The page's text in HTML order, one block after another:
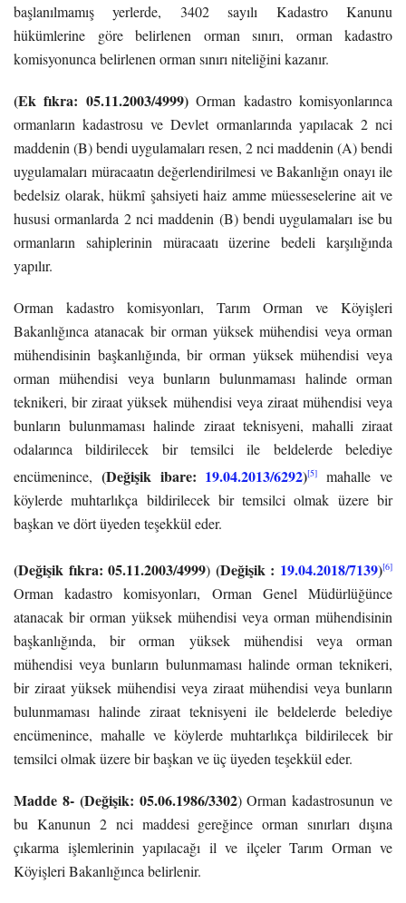
başlanılmamış yerlerde, 3402 sayılı Kadastro Kanunu
hükümlerine göre belirlenen orman sınırı, orman kadastro
komisyonunca belirlenen orman sınırı niteliğini kazanır.
(Ek fıkra: 05.11.2003/4999)Orman kadastro komisyonlarınca
ormanların kadastrosu ve Devlet ormanlarında yapılacak 2 nci
maddenin (B) bendi uygulamaları resen, 2 nci maddenin (A) bendi
uygulamaları müracaatın değerlendirilmesi ve Bakanlığın onayı ile
bedelsiz olarak, hükmî şahsiyeti haiz amme müesseselerine ait ve
hususi ormanlarda 2 nci maddenin (B) bendi uygulamaları ise bu
ormanların sahiplerinin müracaatı üzerine bedeli karşılığında
yapılır.
Orman kadastro komisyonları, Tarım Orman ve Köyişleri
Bakanlığınca atanacak bir orman yüksek mühendisi veya orman
mühendisinin başkanlığında, bir orman yüksek mühendisi veya
orman mühendisi veya bunların bulunmaması halinde orman
teknikeri, bir ziraat yüksek mühendisi veya ziraat mühendisi veya
bunların bulunmaması halinde ziraat teknisyeni, mahalli ziraat
odalarınca bildirilecek bir temsilci ile beldelerde belediye
encümenince, (Değişik ibare: 19.04.2013/6292)[5]
mahalle ve
köylerde muhtarlıkça bildirilecek bir temsilci olmak üzere bir
başkan ve dört üyeden teşekkül eder.
(Değişik fıkra: 05.11.2003/4999) (Değişik : 19.04.2018/7139)[6]
Orman kadastro komisyonları, Orman Genel Müdürlüğünce
atanacak bir orman yüksek mühendisi veya orman mühendisinin
başkanlığında, bir orman yüksek mühendisi veya orman
mühendisi veya bunların bulunmaması halinde orman teknikeri,
bir ziraat yüksek mühendisi veya ziraat mühendisi veya bunların
bulunmaması halinde ziraat teknisyeni ile beldelerde belediye
encümenince, mahalle ve köylerde muhtarlıkça bildirilecek bir
temsilci olmak üzere bir başkan ve üç üyeden teşekkül eder.
Madde 8- (Değişik: 05.06.1986/3302) Orman kadastrosunun ve
bu Kanunun 2 nci maddesi gereğince orman sınırları dışına
çıkarma işlemlerinin yapılacağı il ve ilçeler Tarım Orman ve
Köyişleri Bakanlığınca belirlenir.